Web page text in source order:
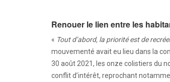
Renouer le lien entre les
« Tout d’abord, la priorité est de
mouvementé avait eu lieu dans la
30 août 2021, les onze colistiers du
conflit d’intérêt, reprochant